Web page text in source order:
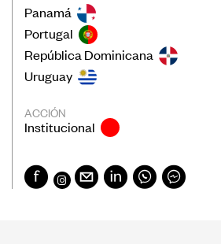
Panamá
Portugal
República Dominicana
Uruguay
ACCIÓN
Institucional